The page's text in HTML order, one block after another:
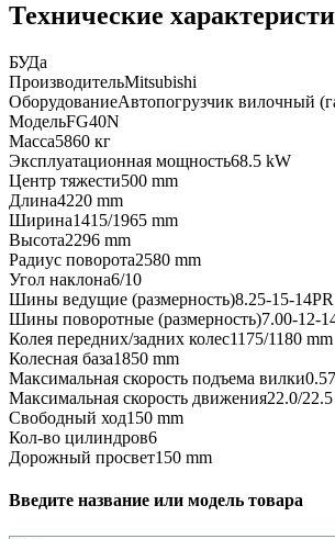
Технические
БУДа
ПроизводительMitsubishi
ОборудованиеАвтопогрузчик вилочный
МодельFG40N
Масса5860 кг
Эксплуатационная мощность68.5 kW
Центр тяжести500 mm
Длина4220 mm
Ширина1415/1965 mm
Высота2296 mm
Радиус поворота2580 mm
Угол наклона6/10
Шины ведущие (размерность)8.25-15-14PR
Шины поворотные (размерность)7.00-12-
Колея передних/задних колес1175/1180 mm
Колесная база1850 mm
Максимальная скорость подъема вилки
Максимальная скорость движения22.0/
Свободный ход150 mm
Кол-во цилиндров6
Дорожный просвет150 mm
Введите название или модель товара